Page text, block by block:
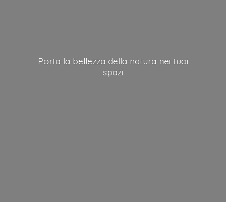
Porta la bellezza della natura nei tuoi
spazi